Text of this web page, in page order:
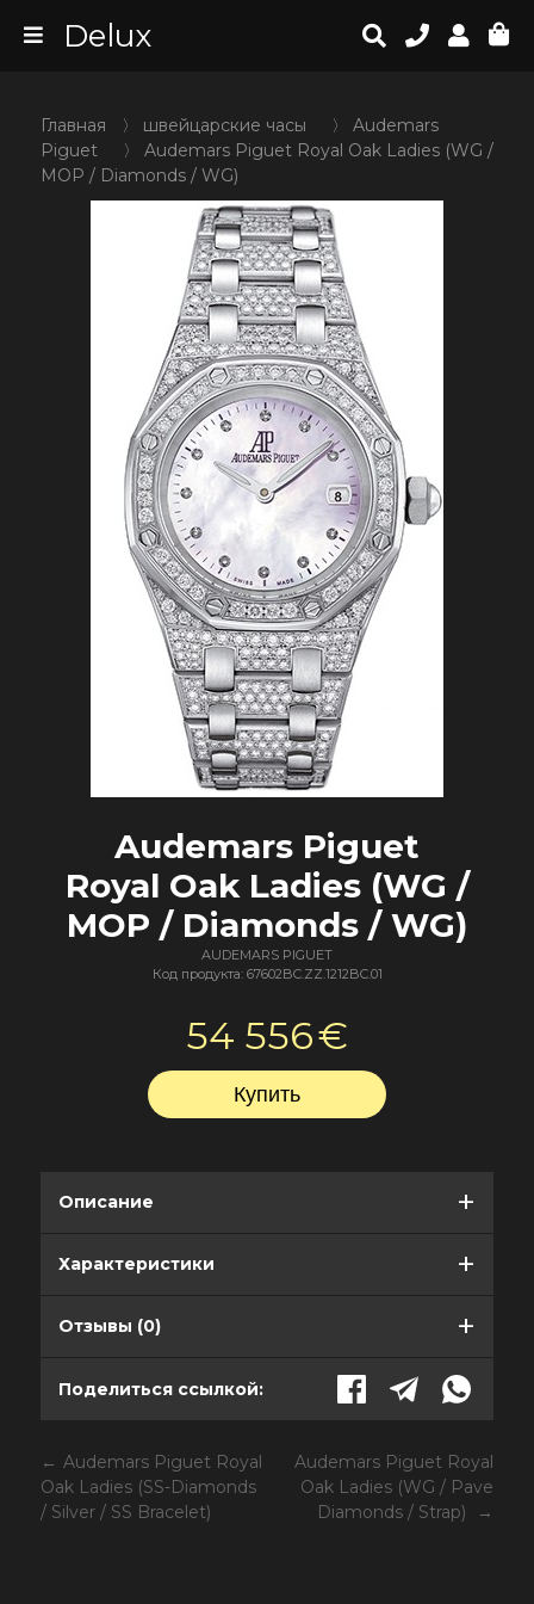
Delux
Главная 〉 швейцарские часы 〉 Audemars
Piguet
〉 Audemars Piguet Royal Oak Ladies (WG /
MOP / Diamonds / WG)
Audemars Piguet
Royal Oak Ladies (WG /
MOP / Diamonds / WG)
AUDEMARS PIGUET
Код продукта: 67602BC.ZZ.1212BC.01
54 556€
Описание
Характеристики
Отзывы (0)
Поделиться ссылкой:
Audemars Piguet Royal
Oak Ladies (SS-Diamonds
/ Silver / SS Bracelet)
Audemars Piguet Royal
Oak Ladies (WG / Pave
Diamonds / Strap)